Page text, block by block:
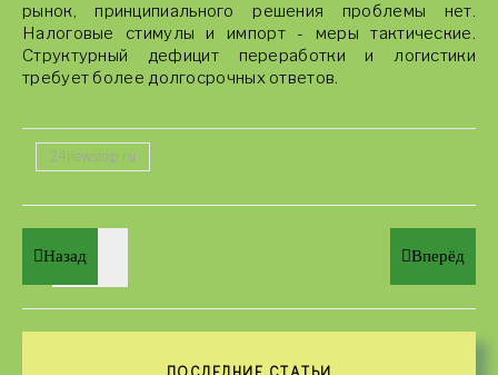
рынок, принципиального решения проблемы нет.
Налоговые стимулы и импорт - меры тактические.
Структурный дефицит переработки и логистики
требует более долгосрочных ответов.
24newstop.ru
Назад Вперёд